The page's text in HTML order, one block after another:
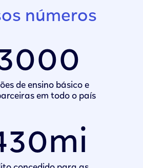
números
de ensino básico e
em todo o país